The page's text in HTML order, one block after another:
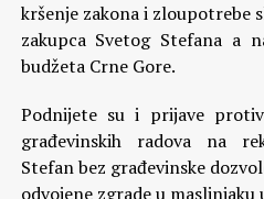
kršenje zakona i zloupotrebe
zakupca Svetog Stefana a
budžeta Crne Gore.
Podnijete su i prijave
građevinskih radova na
Stefan bez građevinske
odvojene zgrade u maslinjaku